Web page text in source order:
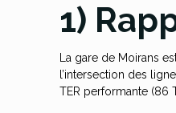
1)
La gare de Moirans
l’intersection des
TER performante (86